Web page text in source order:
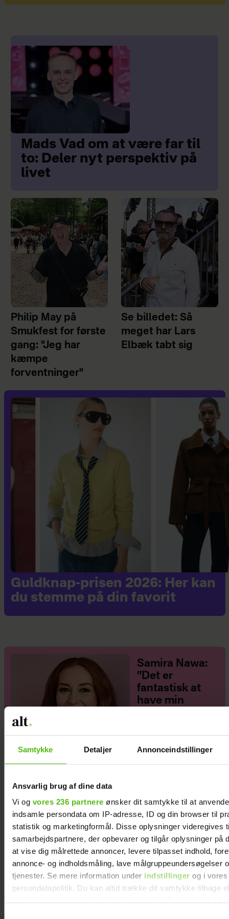
Samtykke Detaljer Annonceindstillinger
Ansvarlig brug af dine data
Vi og vores 236 partnere ønsker dit samtykke til at
indsamle persondata om IP-adresse, ID og din browser til
statistik og marketingformål. Disse oplysninger videregives
samarbejdspartnere, der opbevarer og tilgår oplysninger på
at vise dig målrettede annoncer, levere tilpasset indhold,
annonce- og indholdsmåling, lave målgruppeundersøgelser
tjenester. Se mere information under indstillinger og i vores
persondatapolitik. Du kan altid trække dit samtykke tilbage
Mads Vad om at være far til
to: Deler nyt perspektiv på
livet
Philip May på
Smukfest for første
gang: "Jeg har
kæmpe
forventninger"
Se billedet: Så
meget har Lars
Elbæk tabt sig
Guldknap-prisen 2026: Her kan
du stemme på din favorit
Samira Nawa:
”Det er
fantastisk at
have min
moderskabet”